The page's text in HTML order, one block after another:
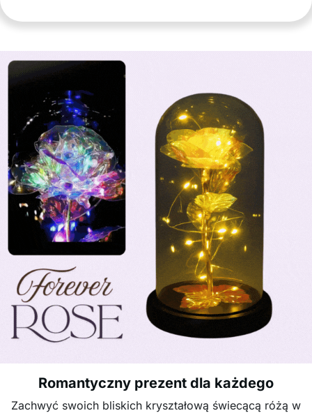
Romantyczny prezent dla każdego
Zachwyć swoich bliskich kryształową świecącą różą w